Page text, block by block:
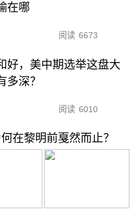
在哪
阅读 6673
好，美中期选举这盘大
多深？
阅读 6010
在黎明前戛然而止？